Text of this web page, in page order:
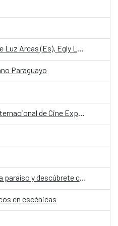
Obra 1 – Todas las santas de Luz Arcas (Es), Egly Larreynaga (Salvador) y Alicia Chong (Salvador)
Paraguayo
ULTRACINE – II Festival Internacional de Cine Experimental de Paraguay
Encuentra tu paraíso; filma paraíso y descúbrete cuerpas afrodescendientes frente a la cámara
en escénicas